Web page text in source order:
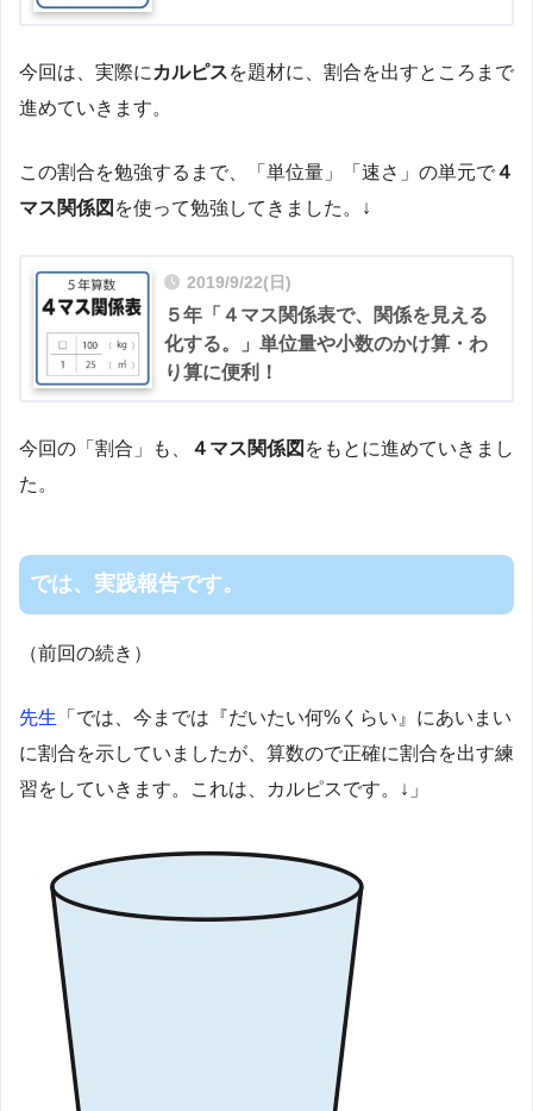
今回は、実際に カルピスを題材に、割合を出すところまで
進めていきます。
この割合を勉強するまで、「単位量」「速さ」の単元で４
マス関係図 を使って勉強してきました。↓
2019/9/22(日)
５年「４マス関係表で、関係を見える
化する。」単位量や小数のかけ算・わ
り算に便利！
今回の「割合」も、 ４マス関係図 をもとに進めていきまし
た。
では、実践報告です。
（前回の続き）
先生 「では、今までは『だいたい何%くらい』にあいまい
に割合を示していましたが、算数ので正確に割合を出す練
習をしていきます。これは、カルピスです。↓」